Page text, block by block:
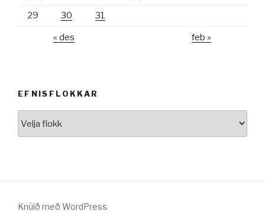
29 30 31
« des feb »
EFNISFLOKKAR
Knúið með WordPress